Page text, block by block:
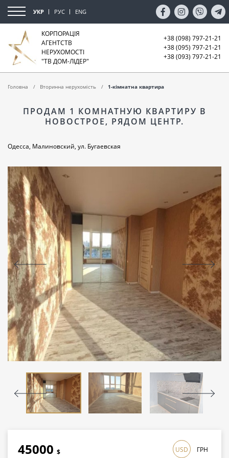
УКР РУС ENG
КОРПОРАЦІЯ
АГЕНТСТВ
НЕРУХОМОСТІ
"ТВ ДОМ-ЛІДЕР"
+38 (098) 797-21-21
+38 (095) 797-21-21
+38 (093) 797-21-21
Головна Вторинна нерухомість 1-кімнатна квартира
ПРОДАМ 1 КОМНАТНУЮ КВАРТИРУ В
НОВОСТРОЕ, РЯДОМ ЦЕНТР.
Одесса, Малиновский, ул. Бугаевская
45000 $ USD ГРН